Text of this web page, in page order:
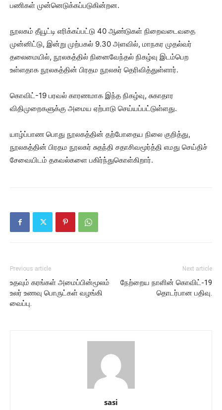
பணிகள் முன்னெடுக்கப்படுகின்றன.
நூலகம் தீயூட்டி எரிக்கப்பட்டு 40 ஆண்டுகள் நிறைவடைவதை
முன்னிட்டு, இன்று முற்பகல் 9.30 அளவில், மாநகர முதல்வர்
தலைமையில், நூலகத்தில் நினைவேந்தல் நிகழ்வு இடம்பெற
உள்ளதாக நூலகத்தின் பிரதம நூலகர் தெரிவித்துள்ளார்.
கொவிட்-19 பரவல் காரணமாக இந்த நிகழ்வு, சுகாதார
விதிமுறைகளுக்கு அமைய ஏற்பாடு செய்யப்பட்டுள்ளது.
யாழ்ப்பாண பொது நூலகத்தின் தற்போதைய நிலை குறித்து,
நூலகத்தின் பிரதம நூலகர் சுதந்தி சதாசிவமூர்த்தி எமது செய்திச்
சேவையிடம் தகவல்களை பகிர்ந்துகொள்கிறார்.
Previous article
உதவும் கரங்கள் அமைப்பின்மூலம்
உலர் உணவு பொருட்கள் வழங்கி
வைப்பு.
Next article
நேற்றைய நாளின் கொவிட்-19
தொடர்பான பதிவு.
sasi